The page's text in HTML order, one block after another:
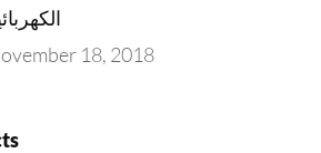
18, 2018